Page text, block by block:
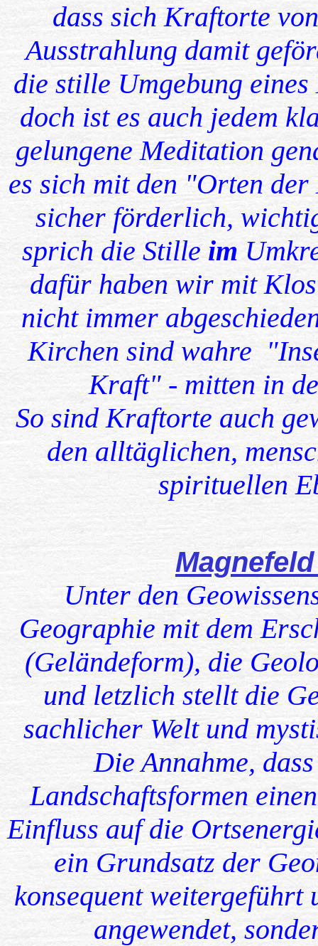
dass sich Kraftorte
Ausstrahlung damit
die stille Umgebung
doch ist es auch jedem
gelungene Meditation
es sich mit den "Orten
sicher förderlich,
sprich die Stille im
dafür haben wir mit
nicht immer
Kirchen sind wahre
Kraft" - mitten in
So sind Kraftorte auch
den alltäglichen,
spirituellen
Unter den
Geographie mit dem
(Geländeform), die
und letzlich stellt die
sachlicher Welt und
Die Annahme,
Landschaftsformen
Einfluss auf die
ein Grundsatz der
konsequent
angewendet,